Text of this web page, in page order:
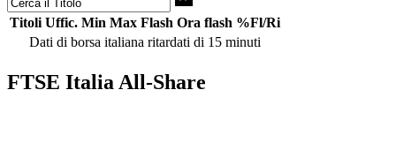
Titoli Uffic. Min Max Flash Ora flash %Fl/Ri
Dati di borsa italiana ritardati di 15 minuti
FTSE Italia All-Share